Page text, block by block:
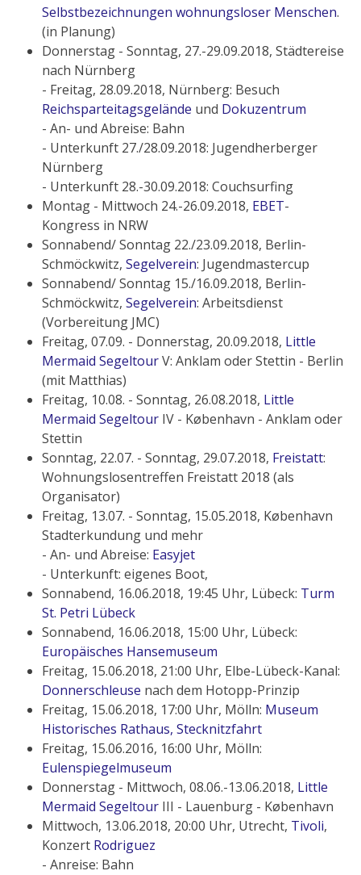
Selbstbezeichnungen wohnungsloser Menschen.
(in Planung)
Donnerstag - Sonntag, 27.-29.09.2018, Städtereise
nach Nürnberg
- Freitag, 28.09.2018, Nürnberg: Besuch
Reichsparteitagsgelände und Dokuzentrum
- An- und Abreise: Bahn
- Unterkunft 27./28.09.2018: Jugendherberger
Nürnberg
- Unterkunft 28.-30.09.2018: Couchsurfing
Montag - Mittwoch 24.-26.09.2018, EBET-
Kongress in NRW
Sonnabend/ Sonntag 22./23.09.2018, Berlin-
Schmöckwitz, Segelverein: Jugendmastercup
Sonnabend/ Sonntag 15./16.09.2018, Berlin-
Schmöckwitz, Segelverein: Arbeitsdienst
(Vorbereitung JMC)
Freitag, 07.09. - Donnerstag, 20.09.2018, Little
Mermaid SegeltourV: Anklam oder Stettin - Berlin
(mit Matthias)
Freitag, 10.08. - Sonntag, 26.08.2018, Little
Mermaid Segeltour IV - København - Anklam oder
Stettin
Sonntag, 22.07. - Sonntag, 29.07.2018, Freistatt:
Wohnungslosentreffen Freistatt 2018 (als
Organisator)
Freitag, 13.07. - Sonntag, 15.05.2018, København
Stadterkundung und mehr
- An- und Abreise: Easyjet
- Unterkunft: eigenes Boot,
Sonnabend, 16.06.2018, 19:45 Uhr, Lübeck: Turm
St. Petri Lübeck
Sonnabend, 16.06.2018, 15:00 Uhr, Lübeck:
Europäisches Hansemuseum
Freitag, 15.06.2018, 21:00 Uhr, Elbe-Lübeck-Kanal:
Donnerschleuse nach dem Hotopp-Prinzip
Freitag, 15.06.2018, 17:00 Uhr, Mölln: Museum
Historisches Rathaus, Stecknitzfahrt
Freitag, 15.06.2016, 16:00 Uhr, Mölln:
Eulenspiegelmuseum
Donnerstag - Mittwoch, 08.06.-13.06.2018, Little
Mermaid Segeltour III - Lauenburg - København
Mittwoch, 13.06.2018, 20:00 Uhr, Utrecht, Tivoli,
Konzert Rodriguez
- Anreise: Bahn